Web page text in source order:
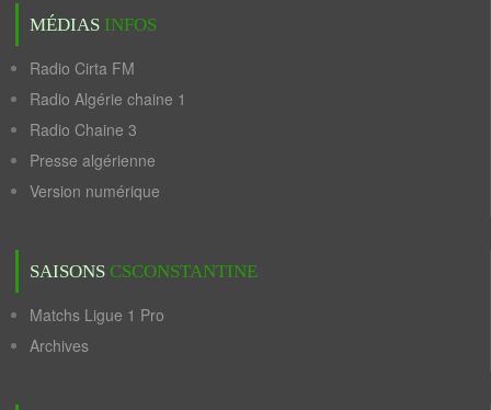
MÉDIAS INFOS
Radio Cirta FM
Radio Algérie chaine 1
Radio Chaine 3
Presse algérienne
Version numérique
SAISONS CSCONSTANTINE
Matchs Ligue 1 Pro
Archives